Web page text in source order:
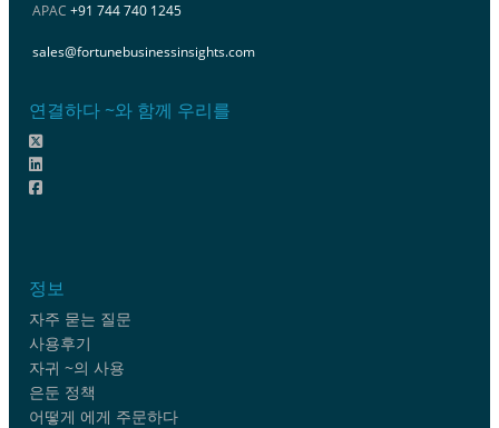
APAC +91 744 740 1245
sales@fortunebusinessinsights.com
연결하다 ~와 함께 우리를
정보
자주 묻는 질문
사용후기
자귀 ~의 사용
은둔 정책
어떻게 에게 주문하다